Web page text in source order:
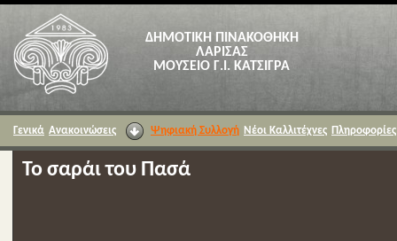
ΔΗΜΟΤΙΚΗ ΠΙΝΑΚΟΘΗΚΗ
ΛΑΡΙΣΑΣ
ΜΟΥΣΕΙΟ Γ.Ι. ΚΑΤΣΙΓΡΑ
Γενικά Ανακοινώσεις Ψηφιακή Συλλογή Νέοι Καλλιτέχνες Πληροφορίες
Το σαράι του Πασά